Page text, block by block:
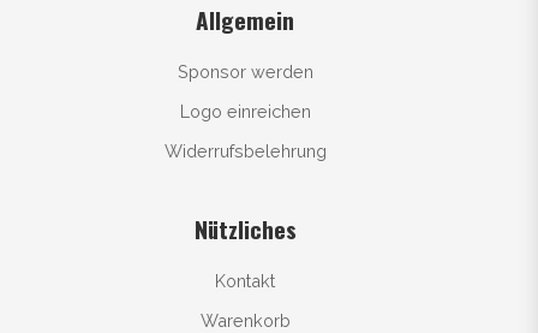
Allgemein
Sponsor werden
Logo einreichen
Widerrufsbelehrung
Nützliches
Kontakt
Warenkorb